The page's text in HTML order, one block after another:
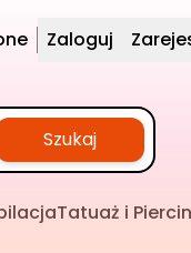
Zaloguj
Szukaj
Tatuaż i